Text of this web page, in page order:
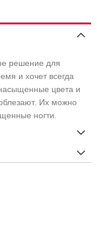
решение для
и хочет всегда
цвета и
Их можно
ногти.